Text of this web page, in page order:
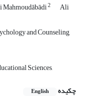
Mahmoudābādi2 Ali
and Counseling,
Sciences,
چکیده
English